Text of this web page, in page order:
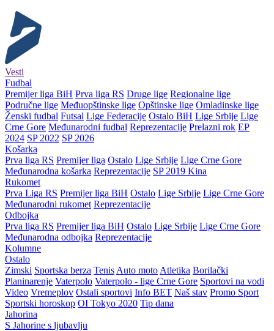
Vesti
Fudbal
Premijer liga BiH Prva liga RS Druge lige Regionalne lige
Područne lige Međuopštinske lige Opštinske lige Omladinske lige
Ženski fudbal Futsal Lige Federacije Ostalo BiH Lige Srbije Lige
Crne Gore Međunarodni fudbal Reprezentacije Prelazni rok EP
2024 SP 2022 SP 2026
Košarka
Prva liga RS Premijer liga Ostalo Lige Srbije Lige Crne Gore
Međunarodna košarka Reprezentacije SP 2019 Kina
Rukomet
Prva Liga RS Premijer liga BiH Ostalo Lige Srbije Lige Crne Gore
Međunarodni rukomet Reprezentacije
Odbojka
Prva liga RS Premijer liga BiH Ostalo Lige Srbije Lige Crne Gore
Međunarodna odbojka Reprezentacije
Kolumne
Ostalo
Zimski Sportska berza Tenis Auto moto Atletika Borilački
Planinarenje Vaterpolo Vaterpolo - lige Crne Gore Sportovi na vodi
Video Vremeplov Ostali sportovi Info BET Naš stav Promo Sport
Sportski horoskop OI Tokyo 2020 Tip dana
Jahorina
S Jahorine s ljubavlju